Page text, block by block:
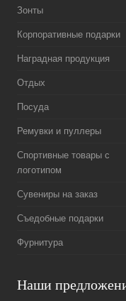
Зонты
Корпоративные подарки
Наградная продукция
Отдых
Посуда
Ремувки и пуллеры
Спортивные товары с
логотипом
Сувениры на заказ
Съедобные подарки
Фурнитура
Наши